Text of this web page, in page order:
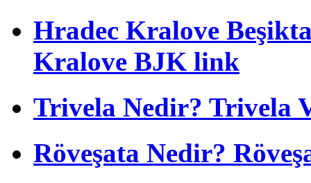
Hradec Kralove
Kralove BJK link
Trivela Nedir? Trivela
Röveşata Nedir?